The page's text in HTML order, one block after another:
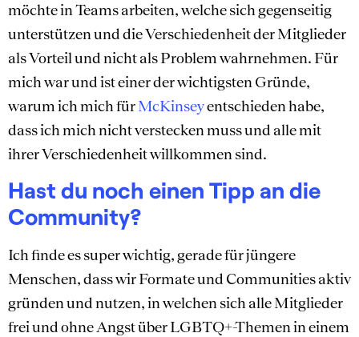
möchte in Teams arbeiten, welche sich gegenseitig
unterstützen und die Verschiedenheit der Mitglieder
als Vorteil und nicht als Problem wahrnehmen. Für
mich war und ist einer der wichtigsten Gründe,
warum ich mich fürMcKinseyentschieden habe,
dass ich mich nicht verstecken muss und alle mit
ihrer Verschiedenheit willkommen sind.
Hast du noch einen Tipp an die
Community?
Ich finde es super wichtig, gerade für jüngere
Menschen, dass wir Formate und Communities aktiv
gründen und nutzen, in welchen sich alle Mitglieder
frei und ohne Angst über LGBTQ+-Themen in einem